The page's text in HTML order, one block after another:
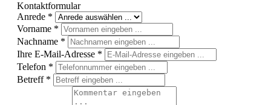
Kontaktformular
Anrede *
Vorname *
Nachname *
Ihre E-Mail-Adresse *
Telefon *
Betreff *